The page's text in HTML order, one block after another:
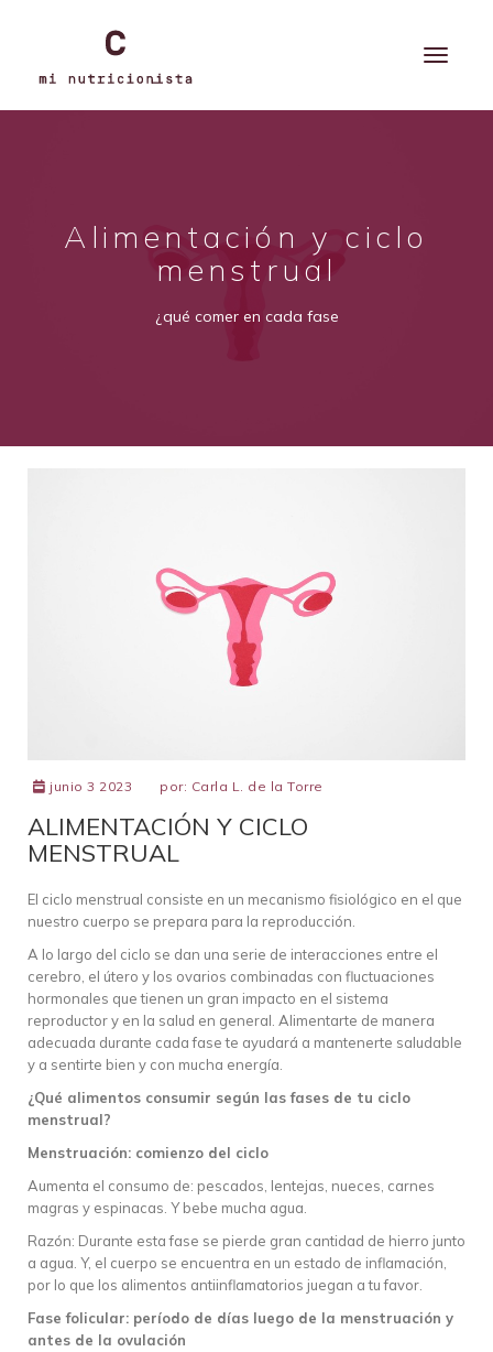
Alimentación y ciclo
menstrual
¿qué comer en cada fase
junio 3 2023 por: Carla L. de la Torre
ALIMENTACIÓN Y CICLO
MENSTRUAL
El ciclo menstrual consiste en un mecanismo fisiológico en el que
nuestro cuerpo se prepara para la reproducción.
A lo largo del ciclo se dan una serie de interacciones entre el
cerebro, el útero y los ovarios combinadas con fluctuaciones
hormonales que tienen un gran impacto en el sistema
reproductor y en la salud en general. Alimentarte de manera
adecuada durante cada fase te ayudará a mantenerte saludable
y a sentirte bien y con mucha energía.
¿Qué alimentos consumir según las fases de tu ciclo
menstrual?
Menstruación: comienzo del ciclo
Aumenta el consumo de: pescados, lentejas, nueces, carnes
magras y espinacas. Y bebe mucha agua.
Razón: Durante esta fase se pierde gran cantidad de hierro junto
a agua. Y, el cuerpo se encuentra en un estado de inflamación,
por lo que los alimentos antiinflamatorios juegan a tu favor.
Fase folicular: período de días luego de la menstruación y
antes de la ovulación